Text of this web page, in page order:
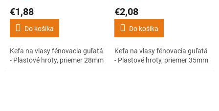
€1,88
Do košíka
Kefa na vlasy fénovacia guľatá
- Plastové hroty, priemer 28mm
€2,08
Do košíka
Kefa na vlasy fénovacia guľatá
- Plastové hroty, priemer 35mm